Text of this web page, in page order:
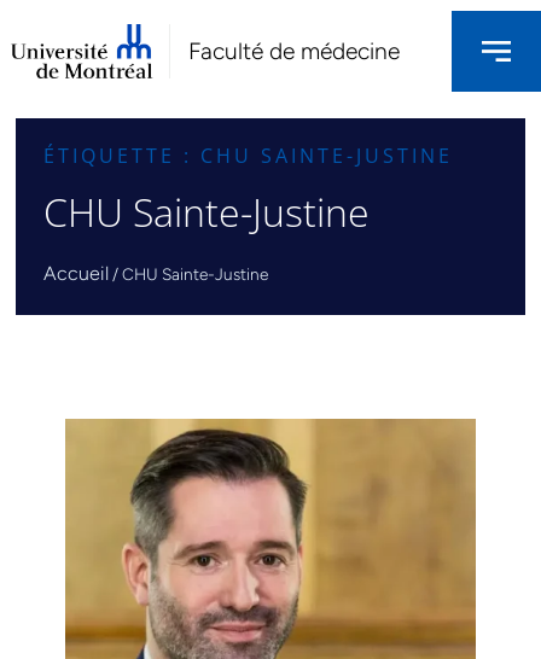
Faculté de médecine
ÉTIQUETTE : CHU SAINTE-JUSTINE
CHU Sainte-Justine
Accueil /CHU Sainte-Justine